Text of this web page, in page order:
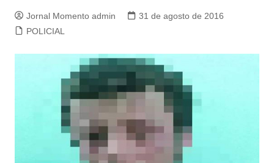
Jornal Momento admin
31 de agosto de 2016
POLICIAL